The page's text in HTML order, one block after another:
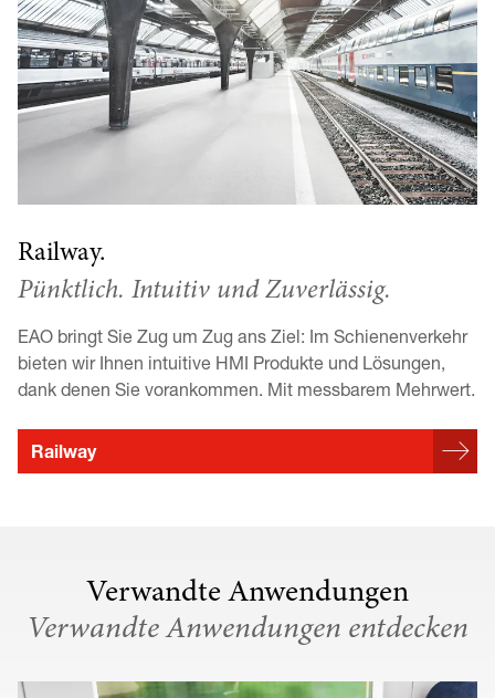
Railway.
Pünktlich. Intuitiv und Zuverlässig.
EAO bringt Sie Zug um Zug ans Ziel: Im Schienenverkehr
bieten wir Ihnen intuitive HMI Produkte und Lösungen,
dank denen Sie vorankommen. Mit messbarem Mehrwert.
Railway
Verwandte Anwendungen
Verwandte Anwendungen entdecken